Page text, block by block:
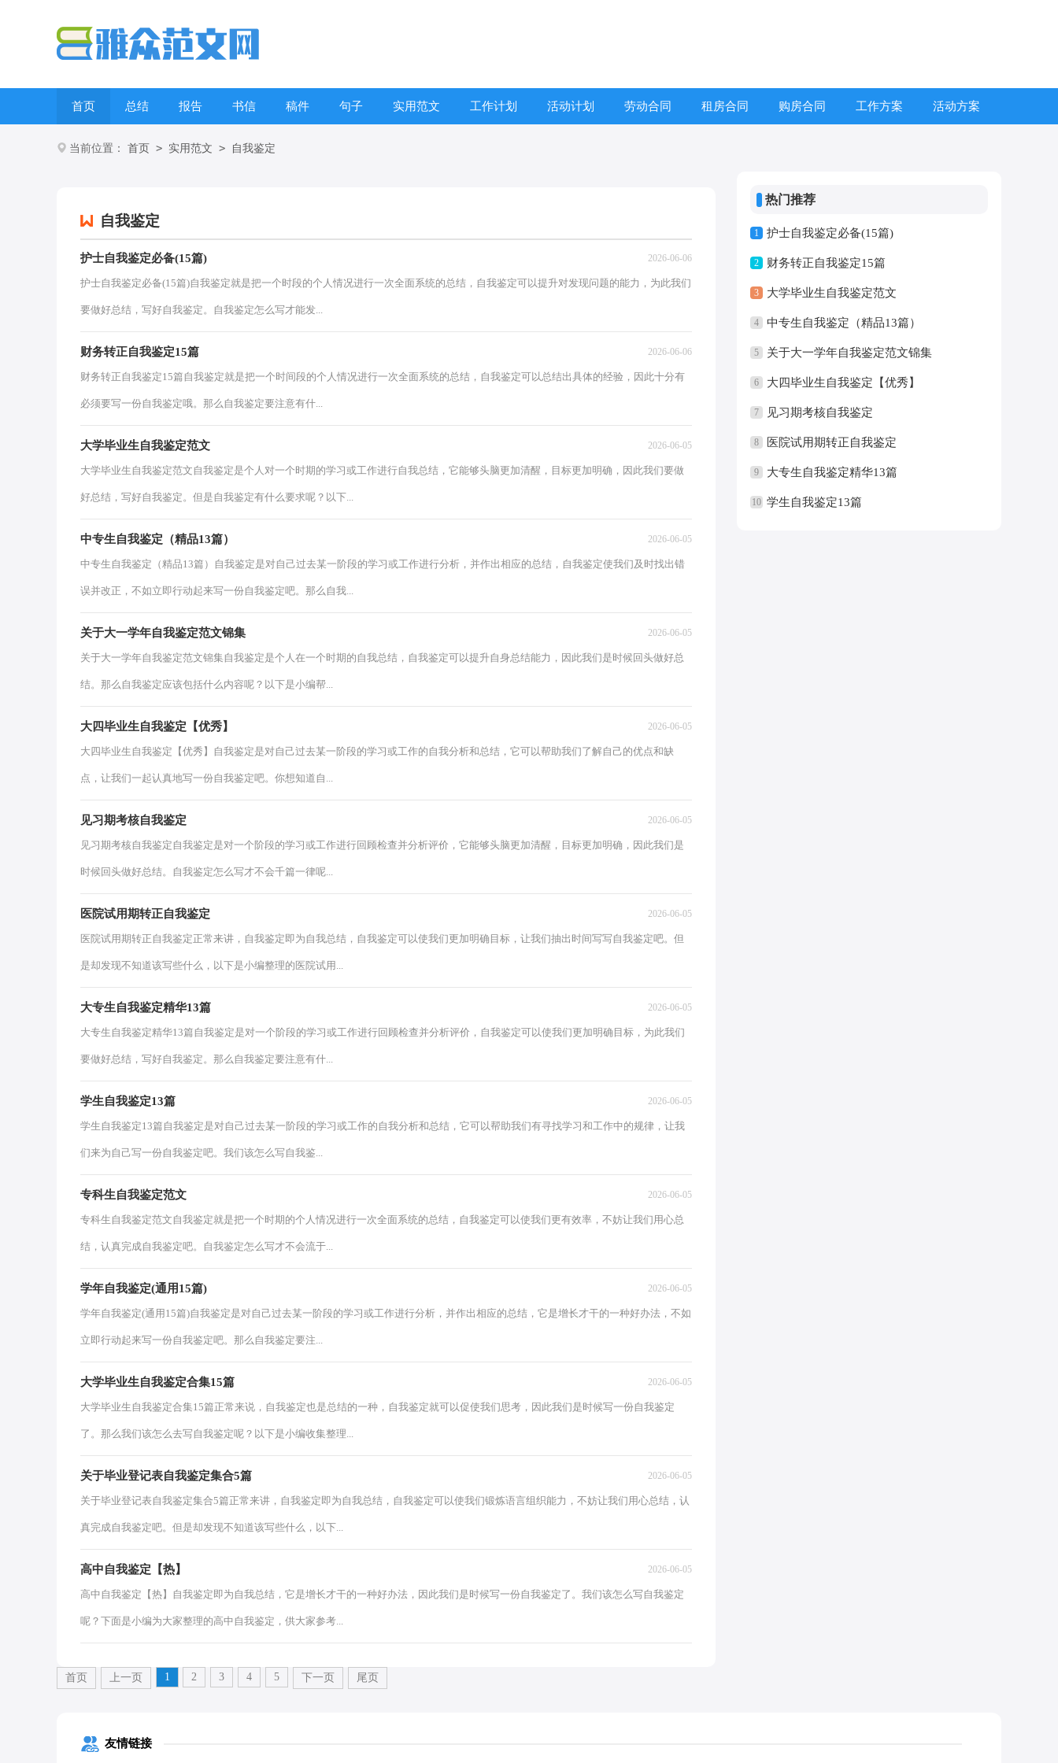
首页 总结 报告 书信 稿件 句子 实用范文 工作计划 活动计划 劳动合同 租房合同 购房合同 工作方案 活动方案
当前位置： 首页 > 实用范文 > 自我鉴定
自我鉴定
护士自我鉴定必备(15篇) 2026-06-06
护士自我鉴定必备(15篇)自我鉴定就是把一个时段的个人情况进行一次全面系统的总结，自我鉴定可以提升对发现问题的能力，为此我们
要做好总结，写好自我鉴定。自我鉴定怎么写才能发...
财务转正自我鉴定15篇 2026-06-06
财务转正自我鉴定15篇自我鉴定就是把一个时间段的个人情况进行一次全面系统的总结，自我鉴定可以总结出具体的经验，因此十分有
必须要写一份自我鉴定哦。那么自我鉴定要注意有什...
大学毕业生自我鉴定范文 2026-06-05
大学毕业生自我鉴定范文自我鉴定是个人对一个时期的学习或工作进行自我总结，它能够头脑更加清醒，目标更加明确，因此我们要做
好总结，写好自我鉴定。但是自我鉴定有什么要求呢？以下...
中专生自我鉴定（精品13篇） 2026-06-05
中专生自我鉴定（精品13篇）自我鉴定是对自己过去某一阶段的学习或工作进行分析，并作出相应的总结，自我鉴定使我们及时找出错
误并改正，不如立即行动起来写一份自我鉴定吧。那么自我...
关于大一学年自我鉴定范文锦集 2026-06-05
关于大一学年自我鉴定范文锦集自我鉴定是个人在一个时期的自我总结，自我鉴定可以提升自身总结能力，因此我们是时候回头做好总
结。那么自我鉴定应该包括什么内容呢？以下是小编帮...
大四毕业生自我鉴定【优秀】 2026-06-05
大四毕业生自我鉴定【优秀】自我鉴定是对自己过去某一阶段的学习或工作的自我分析和总结，它可以帮助我们了解自己的优点和缺
点，让我们一起认真地写一份自我鉴定吧。你想知道自...
见习期考核自我鉴定 2026-06-05
见习期考核自我鉴定自我鉴定是对一个阶段的学习或工作进行回顾检查并分析评价，它能够头脑更加清醒，目标更加明确，因此我们是
时候回头做好总结。自我鉴定怎么写才不会千篇一律呢...
医院试用期转正自我鉴定 2026-06-05
医院试用期转正自我鉴定正常来讲，自我鉴定即为自我总结，自我鉴定可以使我们更加明确目标，让我们抽出时间写写自我鉴定吧。但
是却发现不知道该写些什么，以下是小编整理的医院试用...
大专生自我鉴定精华13篇 2026-06-05
大专生自我鉴定精华13篇自我鉴定是对一个阶段的学习或工作进行回顾检查并分析评价，自我鉴定可以使我们更加明确目标，为此我们
要做好总结，写好自我鉴定。那么自我鉴定要注意有什...
学生自我鉴定13篇 2026-06-05
学生自我鉴定13篇自我鉴定是对自己过去某一阶段的学习或工作的自我分析和总结，它可以帮助我们有寻找学习和工作中的规律，让我
们来为自己写一份自我鉴定吧。我们该怎么写自我鉴...
专科生自我鉴定范文 2026-06-05
专科生自我鉴定范文自我鉴定就是把一个时期的个人情况进行一次全面系统的总结，自我鉴定可以使我们更有效率，不妨让我们用心总
结，认真完成自我鉴定吧。自我鉴定怎么写才不会流于...
学年自我鉴定(通用15篇) 2026-06-05
学年自我鉴定(通用15篇)自我鉴定是对自己过去某一阶段的学习或工作进行分析，并作出相应的总结，它是增长才干的一种好办法，不如
立即行动起来写一份自我鉴定吧。那么自我鉴定要注...
大学毕业生自我鉴定合集15篇 2026-06-05
大学毕业生自我鉴定合集15篇正常来说，自我鉴定也是总结的一种，自我鉴定就可以促使我们思考，因此我们是时候写一份自我鉴定
了。那么我们该怎么去写自我鉴定呢？以下是小编收集整理...
关于毕业登记表自我鉴定集合5篇 2026-06-05
关于毕业登记表自我鉴定集合5篇正常来讲，自我鉴定即为自我总结，自我鉴定可以使我们锻炼语言组织能力，不妨让我们用心总结，认
真完成自我鉴定吧。但是却发现不知道该写些什么，以下...
高中自我鉴定【热】 2026-06-05
高中自我鉴定【热】自我鉴定即为自我总结，它是增长才干的一种好办法，因此我们是时候写一份自我鉴定了。我们该怎么写自我鉴定
呢？下面是小编为大家整理的高中自我鉴定，供大家参考...
首页 上一页 1 2 3 4 5 下一页 尾页
热门推荐
1 护士自我鉴定必备(15篇)
2 财务转正自我鉴定15篇
3 大学毕业生自我鉴定范文
4 中专生自我鉴定（精品13篇）
5 关于大一学年自我鉴定范文锦集
6 大四毕业生自我鉴定【优秀】
7 见习期考核自我鉴定
8 医院试用期转正自我鉴定
9 大专生自我鉴定精华13篇
10 学生自我鉴定13篇
友情链接